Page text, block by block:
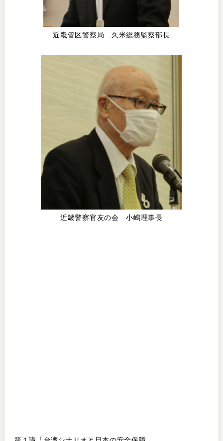
近畿管区警察局 久米総務監察部長
近畿警察官友の会 小嶋理事長